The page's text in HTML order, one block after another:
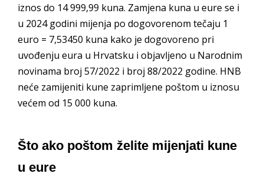
iznos do 14 999,99 kuna. Zamjena kuna u eure se i
u 2024 godini mijenja po dogovorenom tečaju 1
euro = 7,53450 kuna kako je dogovoreno pri
uvođenju eura u Hrvatsku i objavljeno u Narodnim
novinama broj 57/2022 i broj 88/2022 godine. HNB
neće zamijeniti kune zaprimljene poštom u iznosu
većem od 15 000 kuna.
Što ako poštom želite mijenjati kune
u eure